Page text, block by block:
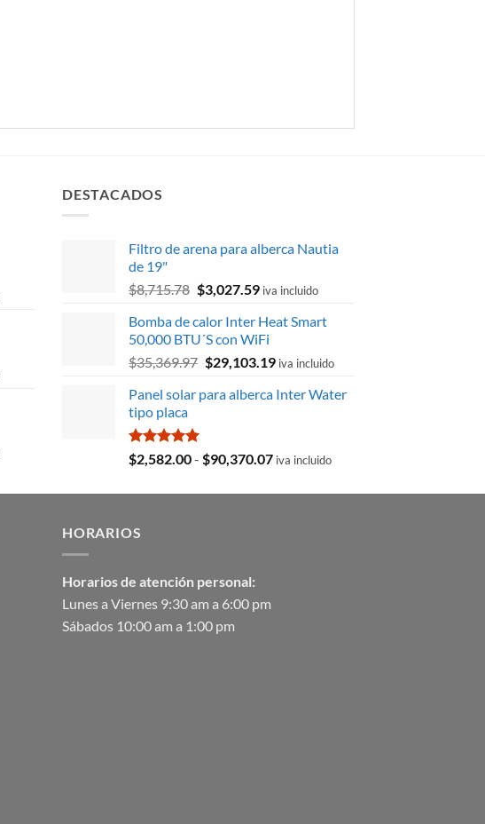
DESTACADOS
Filtro de arena para alberca Nautia
de 19"
$8,715.78 El
original
era:
$8,715.78.
$3,027.59El
actual
es:
$3,027.59.
iva incluido
Bomba de calor Inter Heat Smart
50,000 BTU´S con WiFi
$35,369.97 El
original
$29,103.19El
actual
iva incluido
Panel solar para alberca Inter Water
tipo placa
Valorado
con
$2,582.00- $90,370.07Rango
precios:
iva incluido
HORARIOS
Horarios de atención personal:
Lunes a Viernes 9:30 am a 6:00 pm
Sábados 10:00 am a 1:00 pm